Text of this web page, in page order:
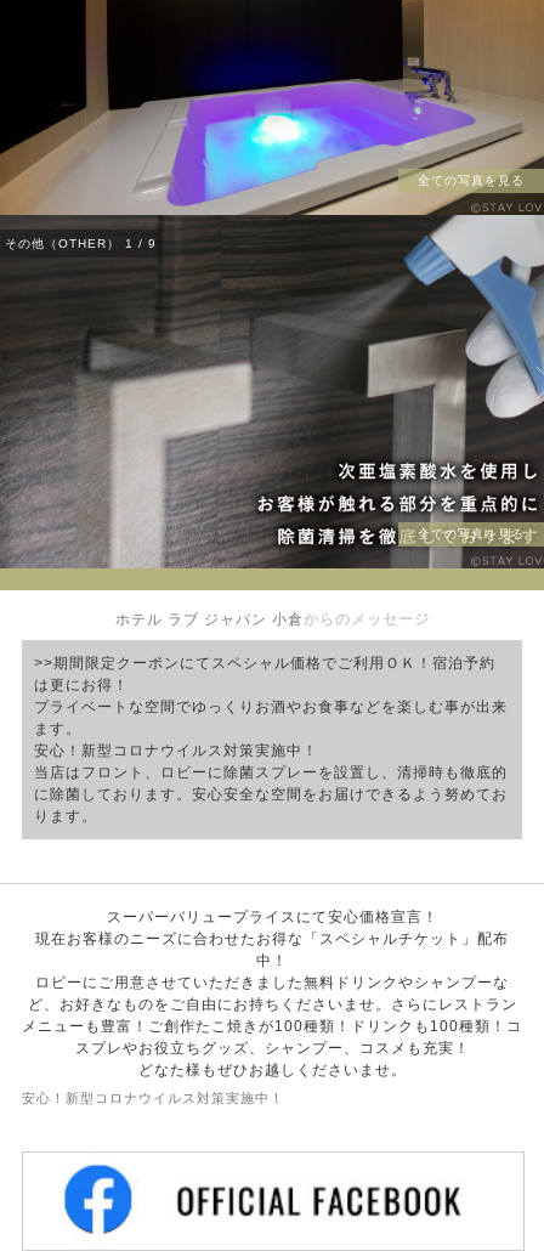
全ての写真を見る
その他（OTHER） 1 / 9
全ての写真を見る
ホテル ラブ ジャパン 小倉からのメッセージ
>>期間限定クーポンにてスペシャル価格でご利用ＯＫ！宿泊予約
は更にお得！
プライベートな空間でゆっくりお酒やお食事などを楽しむ事が出来
ます。
安心！新型コロナウイルス対策実施中！
当店はフロント、ロビーに除菌スプレーを設置し、清掃時も徹底的
に除菌しております。安心安全な空間をお届けできるよう努めてお
ります。
スーパーバリュープライスにて安心価格宣言！
現在お客様のニーズに合わせたお得な「スペシャルチケット」配布
中！
ロビーにご用意させていただきました無料ドリンクやシャンプーな
ど、お好きなものをご自由にお持ちくださいませ。さらにレストラン
メニューも豊富！ご創作たこ焼きが100種類！ドリンクも100種類！コ
スプレやお役立ちグッズ、シャンプー、コスメも充実！
どなた様もぜひお越しくださいませ。
安心！新型コロナウイルス対策実施中！